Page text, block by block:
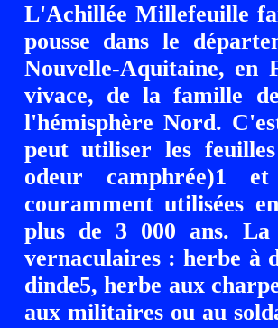
L'Achillée Millefeuille
pousse dans le
Nouvelle-Aquitaine, en
vivace, de la famille
l'hémisphère Nord.
peut utiliser les
odeur camphrée)1
couramment utilisées
plus de 3 000 ans. La
vernaculaires : herbe à
dinde5, herbe aux
aux militaires ou au